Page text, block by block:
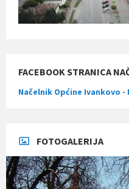
FACEBOOK STRANICA
Načelnik Općine Ivankovo
FOTOGALERIJA